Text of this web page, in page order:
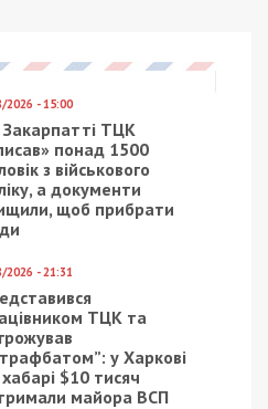
2026 - 15:00
ТЦК
понад 1500
з військового
а документи
щоб прибрати
2026 - 21:31
ТЦК та
у Харкові
$10 тисяч
майора ВСП